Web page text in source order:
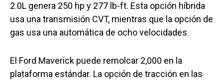
2.0L genera 250 hp y 277 lb-ft. Esta opción híbrida
usa una transmisión CVT, mientras que la opción de
gas usa una automática de ocho velocidades.
El Ford Maverick puede remolcar 2,000 en la
plataforma estándar. La opción de tracción en las